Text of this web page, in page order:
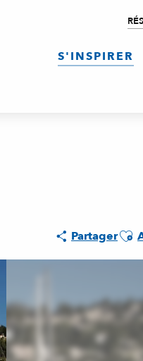
S'INSPIRER
Partager